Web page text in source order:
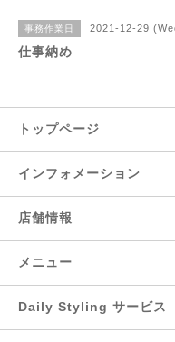
事務作業日 2021-12-29
仕事納め
トップページ
インフォメーション
店舗情報
メニュー
Daily Styling サービス（